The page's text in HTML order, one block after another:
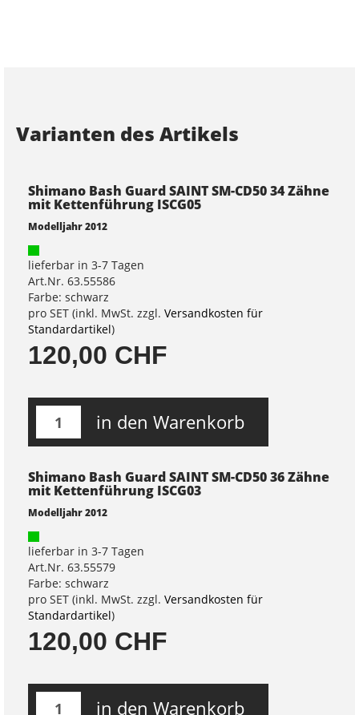
Varianten des Artikels
Shimano Bash Guard SAINT SM-CD50 34 Zähne
mit Kettenführung ISCG05
Modelljahr 2012
lieferbar in 3-7 Tagen
Art.Nr. 63.55586
Farbe: schwarz
pro SET (inkl. MwSt. zzgl. Versandkosten für
Standardartikel)
120,00 CHF
in den Warenkorb
Shimano Bash Guard SAINT SM-CD50 36 Zähne
mit Kettenführung ISCG03
Modelljahr 2012
lieferbar in 3-7 Tagen
Art.Nr. 63.55579
Farbe: schwarz
pro SET (inkl. MwSt. zzgl. Versandkosten für
Standardartikel)
120,00 CHF
in den Warenkorb